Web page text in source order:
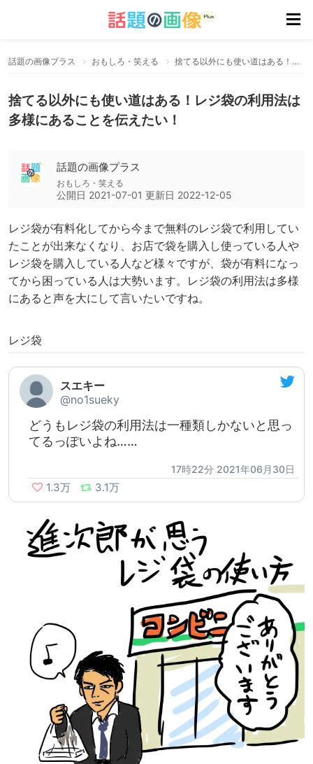
話題の画像プラス おもしろ・笑える 捨てる以外にも使い道はある！レジ袋の利用法は多様にあることを伝えたい！
捨てる以外にも使い道はある！レジ袋の利用法は
多様にあることを伝えたい！
話題の画像プラス
おもしろ・笑える
公開日 2021-07-01 更新日 2022-12-05
レジ袋が有料化してから今まで無料のレジ袋で利用してい
たことが出来なくなり、お店で袋を購入し使っている人や
レジ袋を購入している人など様々ですが、袋が有料になっ
てから困っている人は大勢います。レジ袋の利用法は多様
にあると声を大にして言いたいですね。
レジ袋
スエキー
@no1sueky
どうもレジ袋の利用法は一種類しかないと思っ
てるっぽいよね……
17時22分 2021年06月30日
1.3万 3.1万